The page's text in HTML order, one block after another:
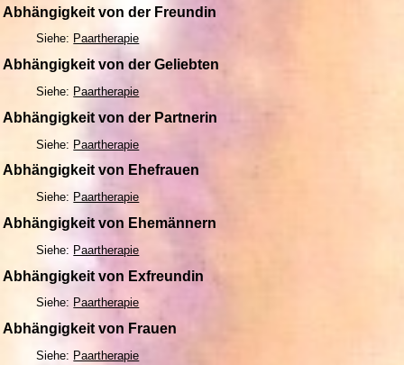
Abhängigkeit von der Freundin
Siehe: Paartherapie
Abhängigkeit von der Geliebten
Siehe: Paartherapie
Abhängigkeit von der Partnerin
Siehe: Paartherapie
Abhängigkeit von Ehefrauen
Siehe: Paartherapie
Abhängigkeit von Ehemännern
Siehe: Paartherapie
Abhängigkeit von Exfreundin
Siehe: Paartherapie
Abhängigkeit von Frauen
Siehe: Paartherapie